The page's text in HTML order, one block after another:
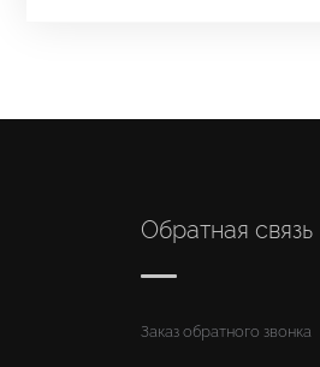
Обратная связь
Заказ обратного звонка